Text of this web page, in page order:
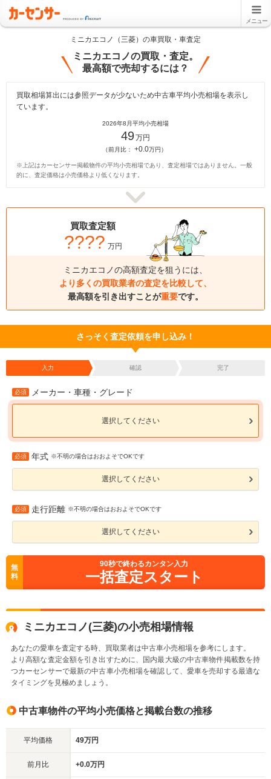
メニュー
ミニカエコノ（三菱）の車買取・車査定
ミニカエコノの買取・査定。
最高額で売却するには？
買取相場算出には参照データが少ないため中古車平均小売相場を表示し
ています。
2026年8月平均小売相場
49万円
（前月比： +0.0万円）
※上記はカーセンサー掲載物件の平均小売相場であり、査定相場ではありません。一般
的に、査定価格は小売価格より低くなります。
買取査定額
???? 万円
ミニカエコノの高額査定を狙うには、
より多くの買取業者の査定を比較して、
最高額を引き出すことが重要です。
さっそく査定依頼を申し込み！
入力 確認 完了
必須 メーカー・車種・グレード
選択してください
必須 年式 ※不明の場合はおおよそでOKです
選択してください
必須 走行距離 ※不明の場合はおおよそでOKです
選択してください
無
料
90秒で終わるカンタン入力
一括査定スタート
ミニカエコノ(三菱)の小売相場情報
あなたの愛車を査定する時、買取業者は中古車小売相場を参考にします。
より高額な査定金額を引き出すために、国内最大級の中古車物件掲載数を持
つカーセンサーで最新の中古車小売相場を確認して、愛車を売却する最適な
タイミングを見極めましょう。
中古車物件の平均小売価格と掲載台数の推移
平均価格 49万円
前月比 +0.0万円